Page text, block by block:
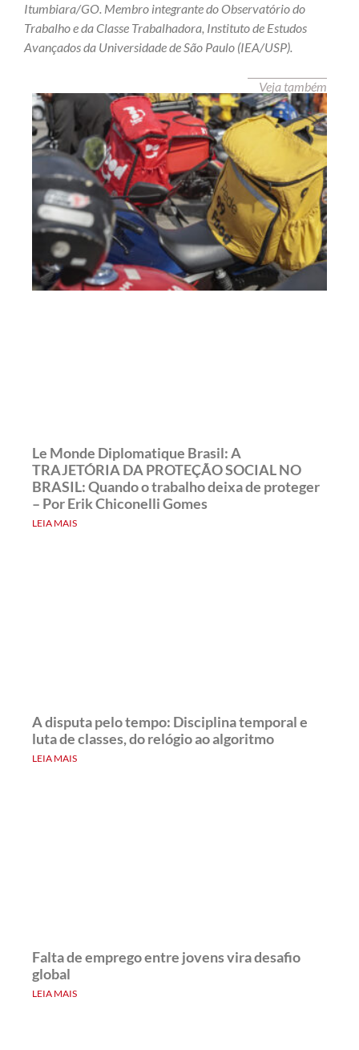
Itumbiara/GO. Membro integrante do Observatório do
Trabalho e da Classe Trabalhadora, Instituto de Estudos
Avançados da Universidade de São Paulo (IEA/USP).
Veja também
Le Monde Diplomatique Brasil: A
TRAJETÓRIA DA PROTEÇÃO SOCIAL NO
BRASIL: Quando o trabalho deixa de proteger
– Por Erik Chiconelli Gomes
LEIA MAIS
A disputa pelo tempo: Disciplina temporal e
luta de classes, do relógio ao algoritmo
LEIA MAIS
Falta de emprego entre jovens vira desafio
global
LEIA MAIS